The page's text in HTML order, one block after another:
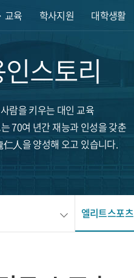
교육 학사지원 대학생활
스토리
람을 키우는 대인 교육
70여 년간 재능과 인성을 갖춘
仁人을 양성해 오고 있습니다.
엘리트스포츠